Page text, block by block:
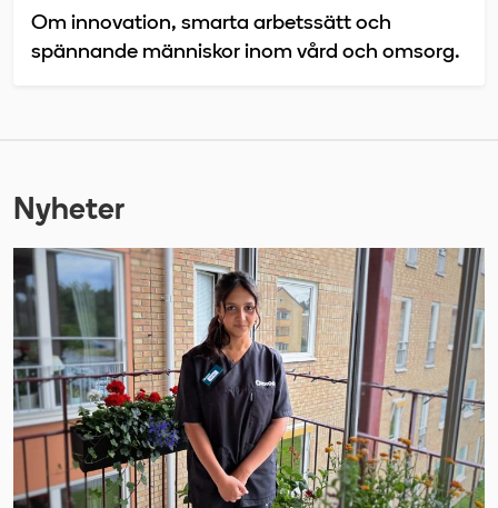
Om innovation, smarta arbetssätt och
spännande människor inom vård och omsorg.
Nyheter